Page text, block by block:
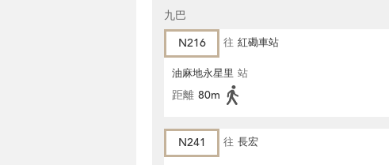
九巴
N216
往 紅磡車站
油麻地永星里 站
距離 80m
N241 往 長宏